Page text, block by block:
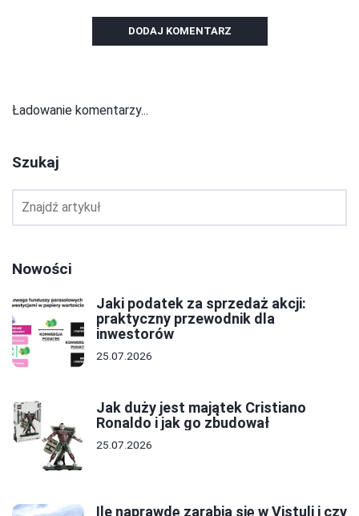
DODAJ KOMENTARZ
Ładowanie komentarzy...
Szukaj
Nowości
Jaki podatek za sprzedaż akcji:
praktyczny przewodnik dla
inwestorów
25.07.2026
Jak duży jest majątek Cristiano
Ronaldo i jak go zbudował
25.07.2026
Ile naprawdę zarabia się w Vistuli i czy